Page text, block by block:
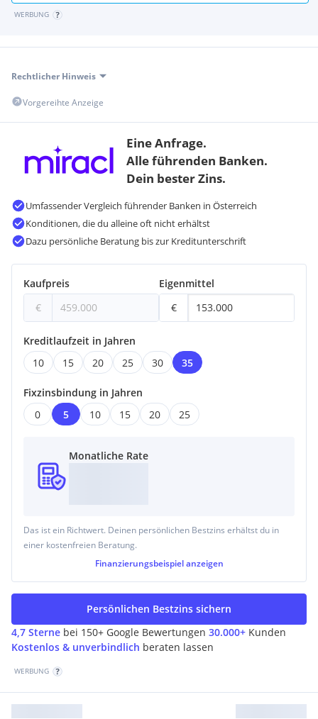
WERBUNG
Rechtlicher Hinweis
Vorgereihte Anzeige
Eine Anfrage.
Alle führenden Banken.
Dein bester Zins.
Umfassender Vergleich führender Banken in Österreich
Konditionen, die du alleine oft nicht erhältst
Dazu persönliche Beratung bis zur Kreditunterschrift
Kaufpreis
€
Eigenmittel
€
Kreditlaufzeit in Jahren
10
15 20 25 30 35
Fixzinsbindung in Jahren
0
5 10 15 20 25
Monatliche Rate
Das ist ein Richtwert. Deinen persönlichen Bestzins erhältst du in
einer kostenfreien Beratung.
Finanzierungsbeispiel anzeigen
4,7 Sterne bei 150+ Google Bewertungen 30.000+ Kunden
Kostenlos & unverbindlich beraten lassen
Persönlichen Bestzins sichern
WERBUNG